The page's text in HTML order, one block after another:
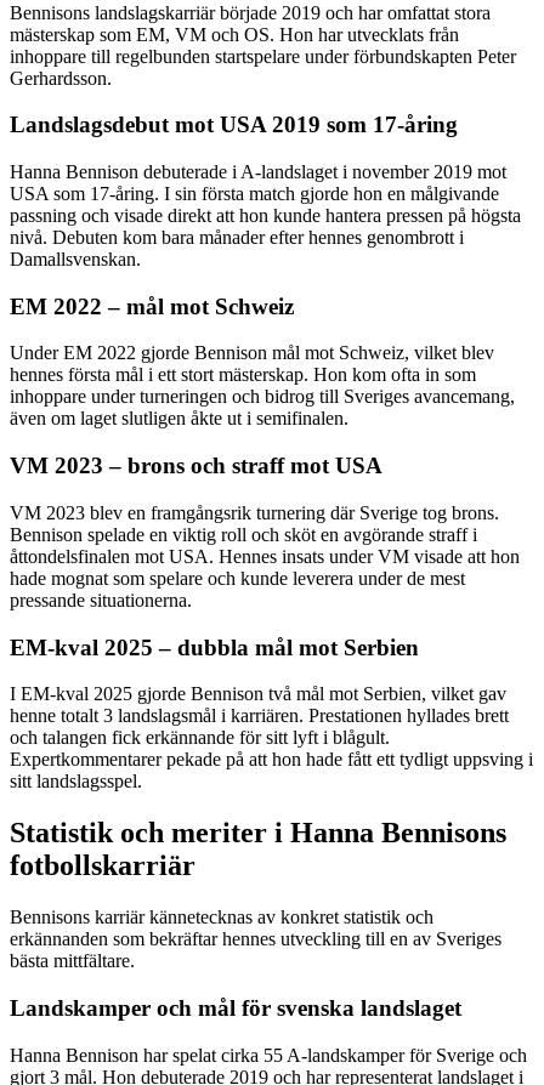
Bennisons landslagskarriär började 2019 och har omfattat stora
mästerskap som EM, VM och OS. Hon har utvecklats från
inhoppare till regelbunden startspelare under förbundskapten Peter
Gerhardsson.
Landslagsdebut mot USA 2019 som 17-åring
Hanna Bennison debuterade i A-landslaget i november 2019 mot
USA som 17-åring. I sin första match gjorde hon en målgivande
passning och visade direkt att hon kunde hantera pressen på högsta
nivå. Debuten kom bara månader efter hennes genombrott i
Damallsvenskan.
EM 2022 – mål mot Schweiz
Under EM 2022 gjorde Bennison mål mot Schweiz, vilket blev
hennes första mål i ett stort mästerskap. Hon kom ofta in som
inhoppare under turneringen och bidrog till Sveriges avancemang,
även om laget slutligen åkte ut i semifinalen.
VM 2023 – brons och straff mot USA
VM 2023 blev en framgångsrik turnering där Sverige tog brons.
Bennison spelade en viktig roll och sköt en avgörande straff i
åttondelsfinalen mot USA. Hennes insats under VM visade att hon
hade mognat som spelare och kunde leverera under de mest
pressande situationerna.
EM-kval 2025 – dubbla mål mot Serbien
I EM-kval 2025 gjorde Bennison två mål mot Serbien, vilket gav
henne totalt 3 landslagsmål i karriären. Prestationen hyllades brett
och talangen fick erkännande för sitt lyft i blågult.
Expertkommentarer pekade på att hon hade fått ett tydligt uppsving i
sitt landslagsspel.
Statistik och meriter i Hanna Bennisons
fotbollskarriär
Bennisons karriär kännetecknas av konkret statistik och
erkännanden som bekräftar hennes utveckling till en av Sveriges
bästa mittfältare.
Landskamper och mål för svenska landslaget
Hanna Bennison har spelat cirka 55 A-landskamper för Sverige och
gjort 3 mål. Hon debuterade 2019 och har representerat landslaget i